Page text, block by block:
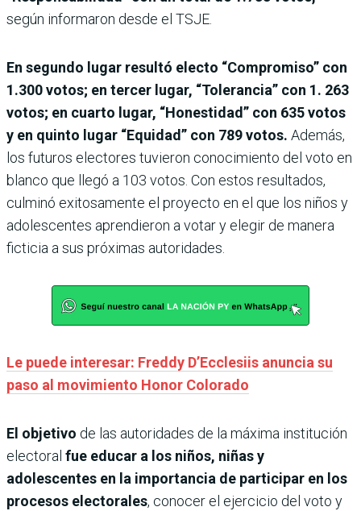
según informaron desde el TSJE.
En segundo lugar resultó electo “Compromiso” con
1.300 votos; en tercer lugar, “Tolerancia” con 1. 263
votos; en cuarto lugar, “Honestidad” con 635 votos
y en quinto lugar “Equidad” con 789 votos. Además,
los futuros electores tuvieron conocimiento del voto en
blanco que llegó a 103 votos. Con estos resultados,
culminó exitosamente el proyecto en el que los niños y
adolescentes aprendieron a votar y elegir de manera
ficticia a sus próximas autoridades.
Le puede interesar: Freddy D’Ecclesiis anuncia su
paso al movimiento Honor Colorado
El objetivo de las autoridades de la máxima institución
electoral fue educar a los niños, niñas y
adolescentes en la importancia de participar en los
procesos electorales, conocer el ejercicio del voto y